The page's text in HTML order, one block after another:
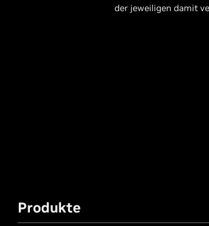
der jeweiligen damit
Produkte